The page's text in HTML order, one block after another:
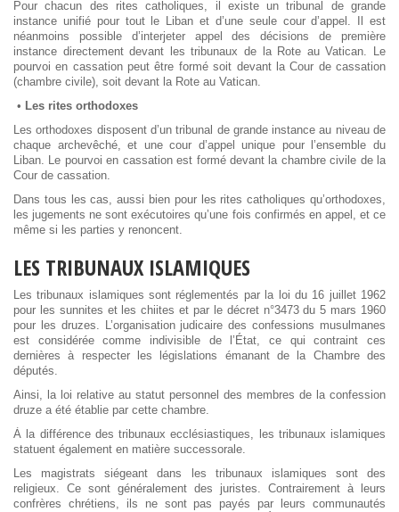
Pour chacun des rites catholiques, il existe un tribunal de grande
instance unifié pour tout le Liban et d’une seule cour d’appel. Il est
néanmoins possible d’interjeter appel des décisions de première
instance directement devant les tribunaux de la Rote au Vatican. Le
pourvoi en cassation peut être formé soit devant la Cour de cassation
(chambre civile), soit devant la Rote au Vatican.
• Les rites orthodoxes
Les orthodoxes disposent d’un tribunal de grande instance au niveau de
chaque archevêché, et une cour d’appel unique pour l’ensemble du
Liban. Le pourvoi en cassation est formé devant la chambre civile de la
Cour de cassation.
Dans tous les cas, aussi bien pour les rites catholiques qu’orthodoxes,
les jugements ne sont exécutoires qu’une fois confirmés en appel, et ce
même si les parties y renoncent.
LES TRIBUNAUX ISLAMIQUES
Les tribunaux islamiques sont réglementés par la loi du 16 juillet 1962
pour les sunnites et les chiites et par le décret n°3473 du 5 mars 1960
pour les druzes. L’organisation judicaire des confessions musulmanes
est considérée comme indivisible de l’État, ce qui contraint ces
dernières à respecter les législations émanant de la Chambre des
députés.
Ainsi, la loi relative au statut personnel des membres de la confession
druze a été établie par cette chambre.
À la différence des tribunaux ecclésiastiques, les tribunaux islamiques
statuent également en matière successorale.
Les magistrats siégeant dans les tribunaux islamiques sont des
religieux. Ce sont généralement des juristes. Contrairement à leurs
confrères chrétiens, ils ne sont pas payés par leurs communautés